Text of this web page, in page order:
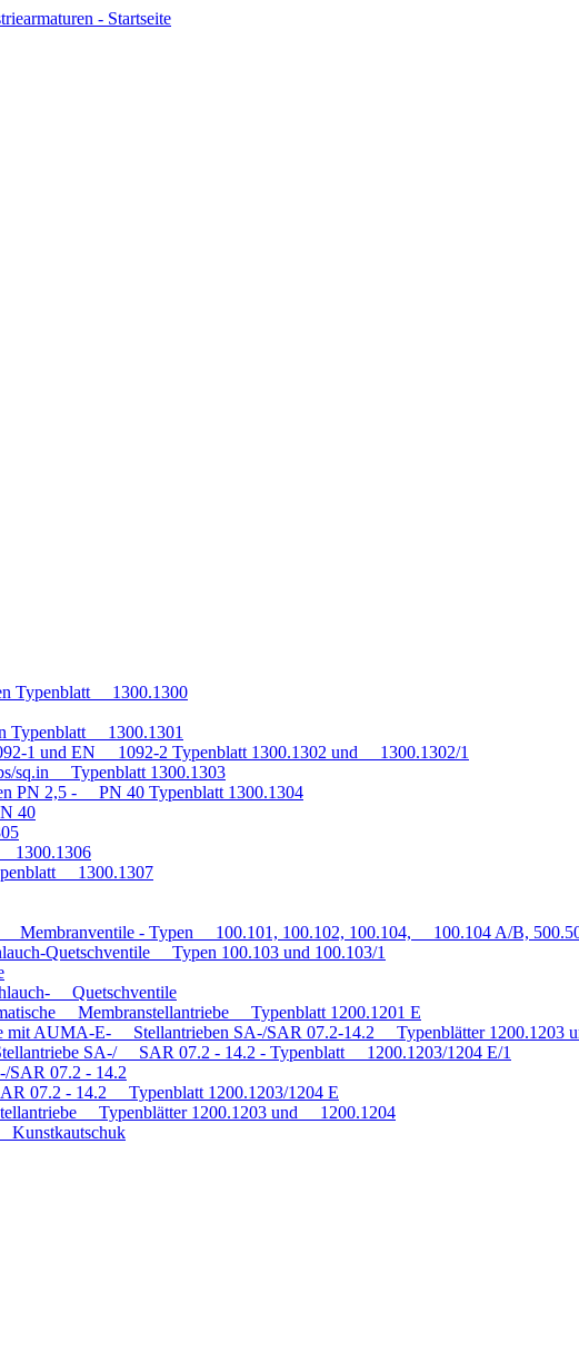
Typenblatt 1300.1300
Typenblatt 1300.1301
1 und EN 1092-2 Typenblatt 1300.1302 und 1300.1302/1
sq.in Typenblatt 1300.1303
PN 2,5 - PN 40 Typenblatt 1300.1304
40
1300.1306
1300.1307
- Typen 100.101, 100.102, 100.104, 100.104 A/B,
Quetschventile Typen 100.103 und 100.103/1
Quetschventile
Membranstellantriebe Typenblatt 1200.1201 E
mit AUMA-E- Stellantrieben SA-/SAR 07.2-14.2 Typenblätter 1200.1203
SA-/ SAR 07.2 - 14.2 - Typenblatt 1200.1203/1204 E/1
SAR 07.2 - 14.2
07.2 - 14.2 Typenblatt 1200.1203/1204 E
Typenblätter 1200.1203 und 1200.1204